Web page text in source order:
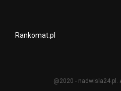
Rankomat.pl
@2020 - nadwisla24.pl.